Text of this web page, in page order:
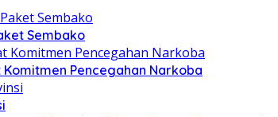
Sembako
Pencegahan Narkoba